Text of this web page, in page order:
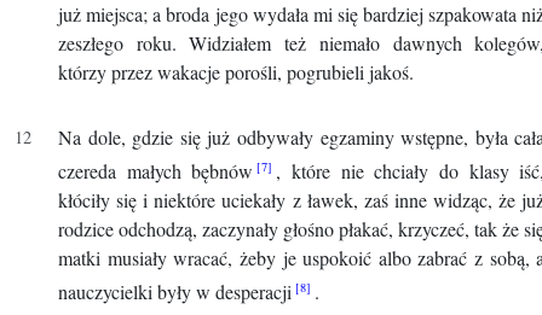
już miejsca; a broda jego wydała mi się bardziej szpakowata
zeszłego roku. Widziałem też niemało dawnych
którzy przez wakacje porośli, pogrubieli jakoś.
Na dole, gdzie się już odbywały egzaminy wstępne, była
czereda małych bębnów
, które nie chciały do klasy
kłóciły się i niektóre uciekały z ławek, zaś inne widząc, że
rodzice odchodzą, zaczynały głośno płakać, krzyczeć, tak że
matki musiały wracać, żeby je uspokoić albo zabrać z sobą,
nauczycielki były w desperacji
.